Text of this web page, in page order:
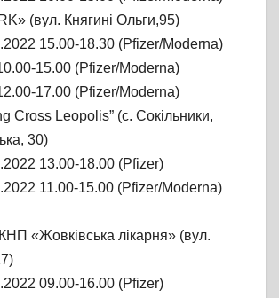
(вул. Княгині Ольги,95)
15.00-18.30 (Pfizer/Moderna)
15.00 (Pfizer/Moderna)
17.00 (Pfizer/Moderna)
Cross Leopolis” (с. Сокільники,
30)
13.00-18.00 (Pfizer)
11.00-15.00 (Pfizer/Moderna)
КНП «Жовківська лікарня» (вул.
09.00-16.00 (Pfizer)